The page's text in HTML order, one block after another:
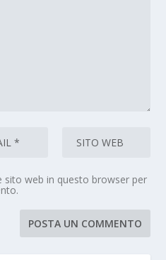
sito web in questo browser per